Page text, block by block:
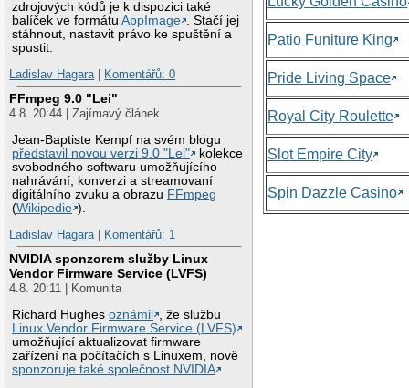
zdrojových kódů je k dispozici také
balíček ve formátuAppImage
. Stačí jej
stáhnout, nastavit právo ke spuštění a
spustit.
Ladislav Hagara| Komentářů: 0
FFmpeg 9.0 "Lei"
4.8. 20:44 | Zajímavý článek
Jean-Baptiste Kempf na svém blogu
představil novou verzi 9.0 "Lei"
kolekce
svobodného softwaru umožňujícího
nahrávání, konverzi a streamovaní
digitálního zvuku a obrazu FFmpeg
(Wikipedie ).
Ladislav Hagara| Komentářů: 1
NVIDIA sponzorem služby Linux
Vendor Firmware Service (LVFS)
4.8. 20:11 | Komunita
Richard Hughesoznámil
, že službu
Linux Vendor Firmware Service (LVFS)
umožňující aktualizovat firmware
zařízení na počítačích s Linuxem, nově
sponzoruje také společnost NVIDIA
Patio Funiture King
Pride Living Space
Royal City Roulette
Slot Empire City
Spin Dazzle Casino